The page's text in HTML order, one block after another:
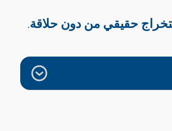
حقيقي من دون حلاقة.